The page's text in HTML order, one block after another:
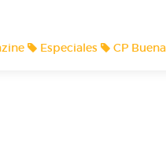
hace la tira” a la “La
Especiales CP